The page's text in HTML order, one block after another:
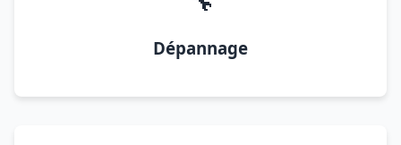
Dépannage